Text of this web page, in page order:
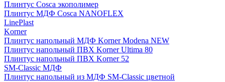
Плинтус Cosca экополимер
Плинтус МДФ Cosca NANOFLEX
LinePlast
Korner
Плинтус напольный МДФ Korner Modena NEW
Плинтус напольный ПВХ Korner Ultima 80
Плинтус напольный ПВХ Korner 52
SM-Classic МДФ
Плинтус напольный из МДФ SM-Classic цветной